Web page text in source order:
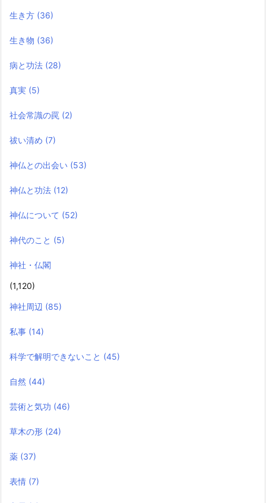
生き方 (36)
生き物 (36)
病と功法 (28)
真実 (5)
社会常識の罠 (2)
祓い清め (7)
神仏との出会い (53)
神仏と功法 (12)
神仏について (52)
神代のこと (5)
神社・仏閣
(1,120)
神社周辺 (85)
私事 (14)
科学で解明できないこと (45)
自然 (44)
芸術と気功 (46)
草木の形 (24)
薬 (37)
表情 (7)